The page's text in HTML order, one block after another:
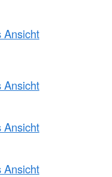
Ansicht
Ansicht
Ansicht
Ansicht